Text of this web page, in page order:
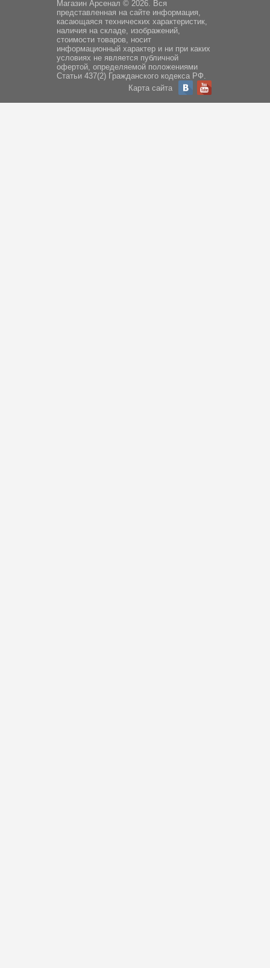
Магазин Арсенал © 2026. Вся
представленная на сайте информация,
касающаяся технических характеристик,
наличия на складе, изображений,
стоимости товаров, носит
информационный характер и ни при каких
условиях не является публичной
офертой, определяемой положениями
Статьи 437(2) Гражданского кодекса РФ.
Карта сайта